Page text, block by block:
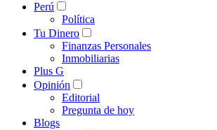
Perú
Política
Tu Dinero
Finanzas Personales
Inmobiliarias
Plus G
Opinión
Editorial
Pregunta de hoy
Blogs